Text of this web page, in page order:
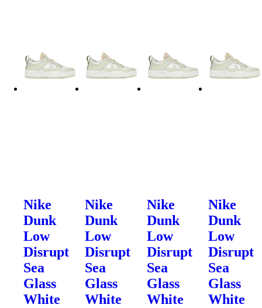
Nike
Dunk
Low
Disrupt
Sea
Glass
White
Nike
Dunk
Low
Disrupt
Sea
Glass
White
Nike
Dunk
Low
Disrupt
Sea
Glass
White
Nike
Dunk
Low
Disrupt
Sea
Glass
White